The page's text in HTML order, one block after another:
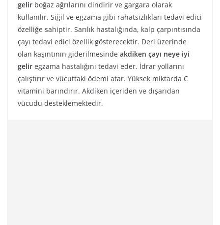
gelir boğaz ağrılarını dindirir ve gargara olarak
kullanılır. Siğil ve egzama gibi rahatsızlıkları tedavi edici
özelliğe sahiptir. Sarılık hastalığında, kalp çarpıntısında
çayı tedavi edici özellik gösterecektir. Deri üzerinde
olan kaşıntının giderilmesinde akdiken çayı neye iyi
gelir egzama hastalığını tedavi eder. İdrar yollarını
çalıştırır ve vücuttaki ödemi atar. Yüksek miktarda C
vitamini barındırır. Akdiken içeriden ve dışarıdan
vücudu desteklemektedir.